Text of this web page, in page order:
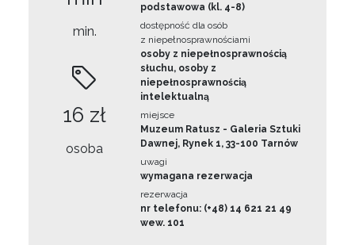
min.
16 zł
osoba
podstawowa (kl. 4-8)
dostępność dla osób
z niepełnosprawnościami
osoby z niepełnosprawnością
słuchu, osoby z
niepełnosprawnością
intelektualną
miejsce
Muzeum Ratusz - Galeria Sztuki
Dawnej, Rynek 1, 33-100 Tarnów
uwagi
wymagana rezerwacja
rezerwacja
nr telefonu: (+48) 14 621 21 49
wew. 101